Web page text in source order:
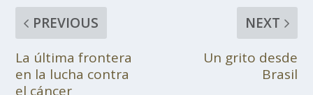
PREVIOUS
La última frontera
en la lucha contra
el cáncer
NEXT
Un grito desde
Brasil